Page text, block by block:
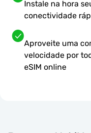
Instale na hora
conectividade
Aproveite uma
velocidade por
eSIM online